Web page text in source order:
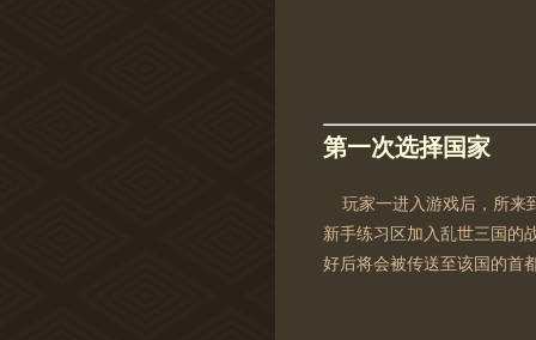
第一次选择国家
玩家一进入游戏后，所来
新手练习区加入乱世三国的
好后将会被传送至该国的首